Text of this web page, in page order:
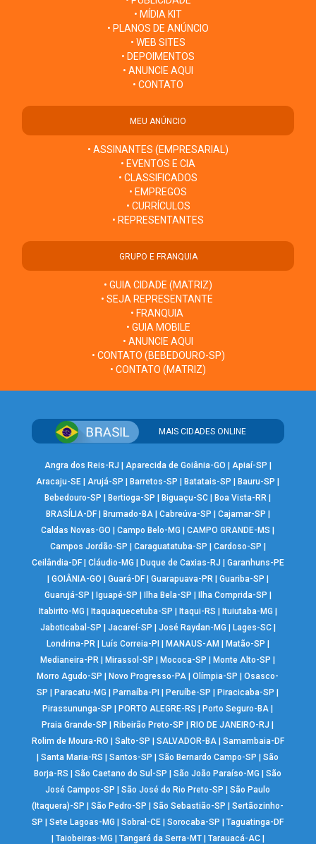
• MÍDIA KIT
• PLANOS DE ANÚNCIO
• WEB SITES
• DEPOIMENTOS
• ANUNCIE AQUI
• CONTATO
MEU ANÚNCIO
• ASSINANTES (EMPRESARIAL)
• EVENTOS E CIA
• CLASSIFICADOS
• EMPREGOS
• CURRÍCULOS
• REPRESENTANTES
GRUPO E FRANQUIA
• GUIA CIDADE (MATRIZ)
• SEJA REPRESENTANTE
• FRANQUIA
• GUIA MOBILE
• ANUNCIE AQUI
• CONTATO (BEBEDOURO-SP)
• CONTATO (MATRIZ)
MAIS CIDADES ONLINE
Angra dos Reis-RJ Aparecida de Goiânia-GO Apiaí-SP
Aracaju-SE |Arujá-SP Barretos-SP Batatais-SP Bauru-SP
Bebedouro-SP
Bertioga-SP Biguaçu-SC Boa Vista-RR
BRASÍLIA-DF| Brumado-BA| Cabreúva-SP Cajamar-SP
Caldas Novas-GO
|Campo Belo-MG |CAMPO GRANDE-MS
Campos Jordão-SP
Caraguatatuba-SP Cardoso-SP
Ceilândia-DF| Cláudio-MG Duque de Caxias-RJ
Garanhuns-PE
GOIÂNIA-GO Guará-DF| Guarapuava-PR| Guariba-SP
Guarujá-SP
Iguapé-SP Ilha Bela-SP Ilha Comprida-SP
Itabirito-MG
Itaquaquecetuba-SP Itaqui-RS Ituiutaba-MG
Jaboticabal-SP
Jacareí-SP José Raydan-MG Lages-SC|
Londrina-PR| Luís Correia-PI MANAUS-AM Matão-SP
Medianeira-PR
Mirassol-SP Mococa-SP Monte Alto-SP
Morro Agudo-SP
Novo Progresso-PA |Olímpia-SP |Osasco-
SP
Paracatu-MG Parnaíba-PI Peruíbe-SP Piracicaba-SP
Pirassununga-SP
PORTO ALEGRE-RS Porto Seguro-BA
Praia Grande-SP
Ribeirão Preto-SP RIO DE JANEIRO-RJ
Rolim de Moura-RO
Salto-SP SALVADOR-BA| Samambaia-DF
|Santa Maria-RS |Santos-SP |São Bernardo Campo-SP |São
Borja-RS
|São Caetano do Sul-SP |São João Paraíso-MG |São
José Campos-SP
|São José do Rio Preto-SP |São Paulo
(Itaquera)-SP
|São Pedro-SP |São Sebastião-SP |Sertãozinho-
SP
|Sete Lagoas-MG |Sobral-CE |Sorocaba-SP |Taguatinga-DF
Taiobeiras-MG Tangará da Serra-MT| Tarauacá-AC|